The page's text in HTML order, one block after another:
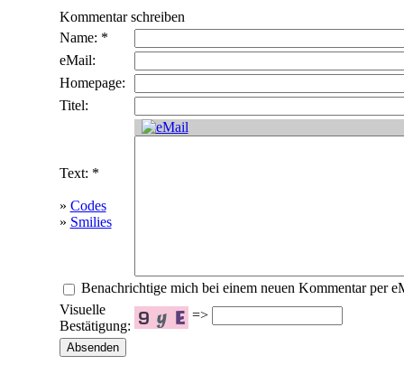
Kommentar schreiben
Name: *
eMail:
Homepage:
Titel:
Text: *
» Codes
» Smilies
Benachrichtige mich bei einem neuen Kommentar per
Visuelle
Bestätigung:
=>